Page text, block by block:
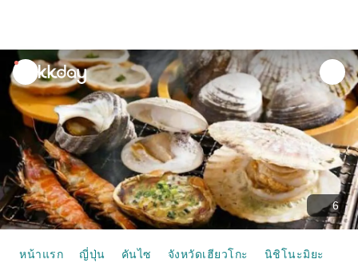
unread
notifications
6
หน้าแรก ญี่ปุ่น คันไซ จังหวัดเฮียวโกะ นิชิโนะมิยะ